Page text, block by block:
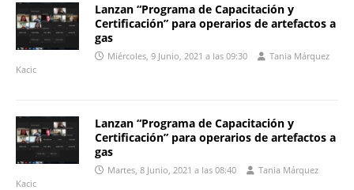
Lanzan “Programa de Capacitación y
Certificación” para operarios de artefactos a
gas
Miércoles, 9 Junio, 2021 a las 09:30
Tania Márquez
Kacic
Lanzan “Programa de Capacitación y
Certificación” para operarios de artefactos a
gas
Martes, 8 Junio, 2021 a las 08:40
Tania Márquez
Kacic